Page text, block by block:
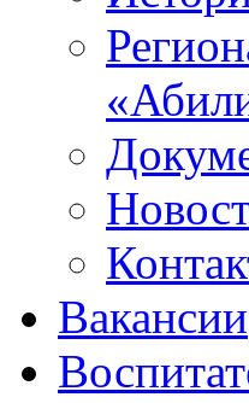
Вакансии